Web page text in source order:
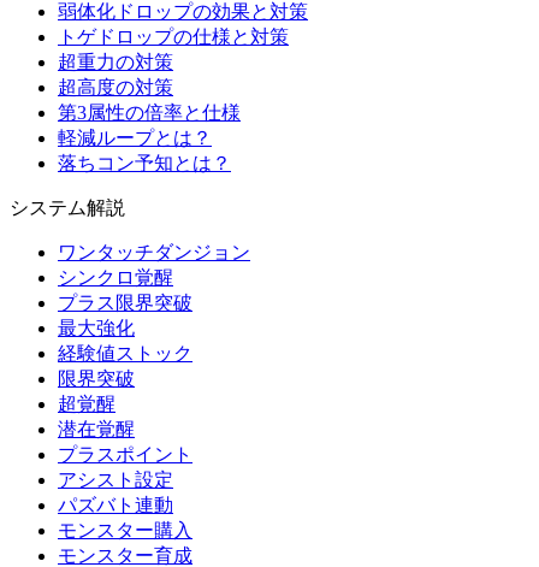
弱体化ドロップの効果と対策
トゲドロップの仕様と対策
超重力の対策
超高度の対策
第3属性の倍率と仕様
軽減ループとは？
落ちコン予知とは？
システム解説
ワンタッチダンジョン
シンクロ覚醒
プラス限界突破
最大強化
経験値ストック
限界突破
超覚醒
潜在覚醒
プラスポイント
アシスト設定
パズバト連動
モンスター購入
モンスター育成